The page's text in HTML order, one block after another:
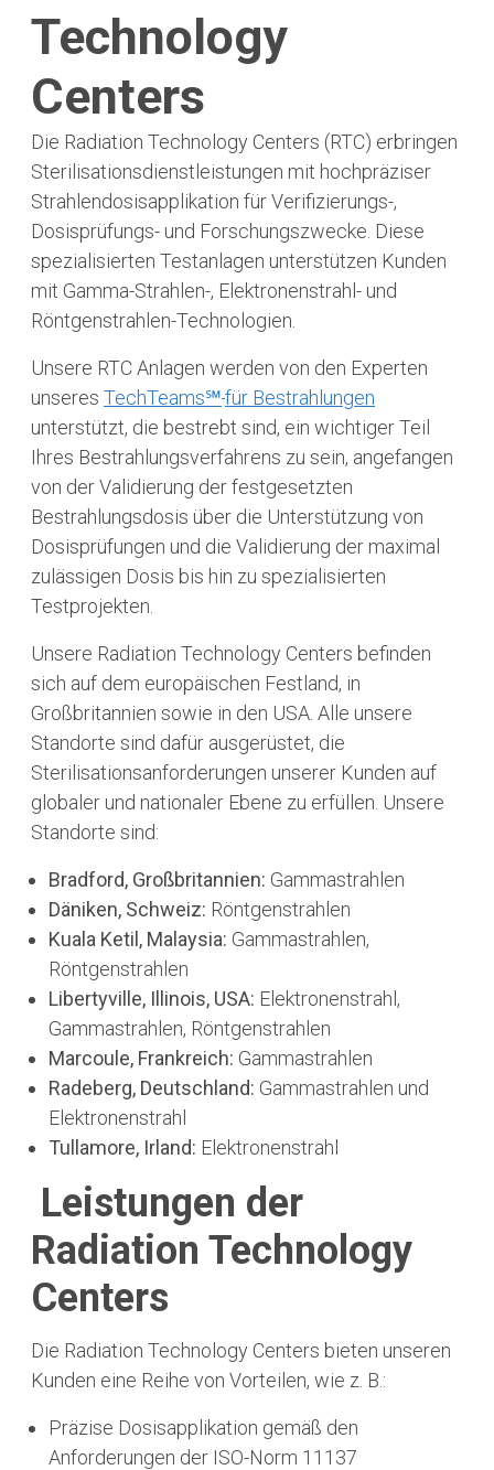
Technology
Centers
Die Radiation Technology Centers (RTC) erbringen
Sterilisationsdienstleistungen mit hochpräziser
Strahlendosisapplikation für Verifizierungs-,
Dosisprüfungs- und Forschungszwecke. Diese
spezialisierten Testanlagen unterstützen Kunden
mit Gamma-Strahlen-, Elektronenstrahl- und
Röntgenstrahlen-Technologien.
Unsere RTC Anlagen werden von den Experten
unseres TechTeams℠für Bestrahlungen
unterstützt, die bestrebt sind, ein wichtiger Teil
Ihres Bestrahlungsverfahrens zu sein, angefangen
von der Validierung der festgesetzten
Bestrahlungsdosis über die Unterstützung von
Dosisprüfungen und die Validierung der maximal
zulässigen Dosis bis hin zu spezialisierten
Testprojekten.
Unsere Radiation Technology Centers befinden
sich auf dem europäischen Festland, in
Großbritannien sowie in den USA. Alle unsere
Standorte sind dafür ausgerüstet, die
Sterilisationsanforderungen unserer Kunden auf
globaler und nationaler Ebene zu erfüllen. Unsere
Standorte sind:
Bradford, Großbritannien: Gammastrahlen
Däniken, Schweiz: Röntgenstrahlen
Kuala Ketil, Malaysia: Gammastrahlen,
Röntgenstrahlen
Libertyville, Illinois, USA: Elektronenstrahl,
Gammastrahlen, Röntgenstrahlen
Marcoule, Frankreich: Gammastrahlen
Radeberg, Deutschland: Gammastrahlen und
Elektronenstrahl
Tullamore, Irland: Elektronenstrahl
Leistungen der
Radiation Technology
Centers
Die Radiation Technology Centers bieten unseren
Kunden eine Reihe von Vorteilen, wie z. B.:
Präzise Dosisapplikation gemäß den
Anforderungen der ISO-Norm 11137